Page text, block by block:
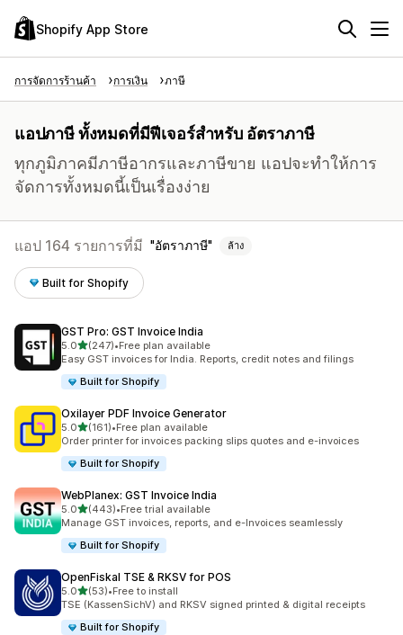
Shopify App Store
การจัดการร้านค้า การเงิน ภาษี
แอปภาษี ทั้งหมดที่มีฟีเจอร์สำหรับ อัตราภาษี
ทุกภูมิภาคมีภาษีอากรและภาษีขาย แอปจะทำให้การ
จัดการทั้งหมดนี้เป็นเรื่องง่าย
แอป 164 รายการที่มี อัตราภาษี ล้าง
Built for Shopify
GST Pro: GST Invoice India
5.0เต็ม 5 ดาว
(247)
ทั้งหมด 247 รีวิว
•Free plan available
Easy GST invoices for India. Reports, credit notes and filings
Built for Shopify
Oxilayer PDF Invoice Generator
5.0เต็ม 5 ดาว
(161)
ทั้งหมด 161 รีวิว
•Free plan available
Order printer for invoices packing slips quotes and e-invoices
Built for Shopify
WebPlanex: GST Invoice India
5.0เต็ม 5 ดาว
(443)
ทั้งหมด 443 รีวิว
•Free trial available
Manage GST invoices, reports, and e-Invoices seamlessly
Built for Shopify
OpenFiskal TSE & RKSV for POS
5.0เต็ม 5 ดาว
(53)
ทั้งหมด 53 รีวิว
•Free to install
TSE (KassenSichV) and RKSV signed printed & digital receipts
Built for Shopify